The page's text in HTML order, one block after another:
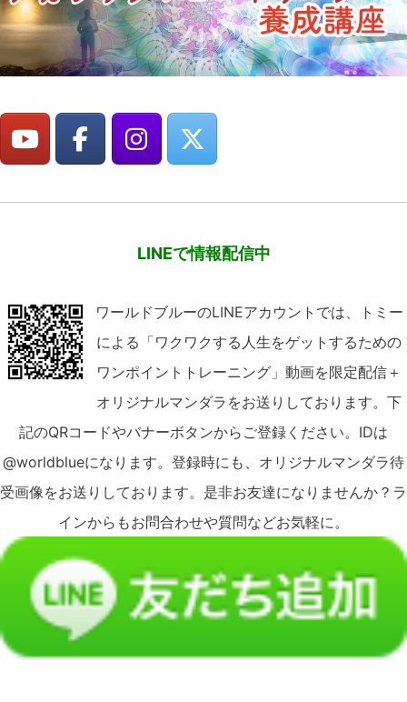
LINEで情報配信中
ワールドブルーのLINEアカウントでは、トミー
による「ワクワクする人生をゲットするための
ワンポイントトレーニング」動画を限定配信＋
オリジナルマンダラをお送りしております。下
記のQRコードやバナーボタンからご登録ください。IDは
@worldblueになります。登録時にも、オリジナルマンダラ待
受画像をお送りしております。是非お友達になりませんか？ラ
インからもお問合わせや質問などお気軽に。